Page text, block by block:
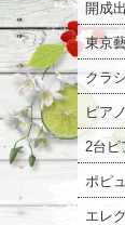
開成
東京
クラ
ピア
2台ピ
ポピ
エレ